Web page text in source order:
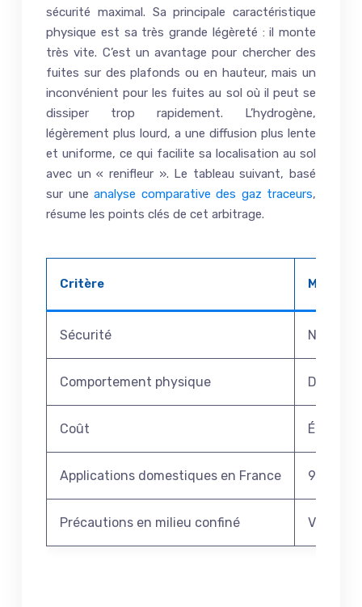
sécurité maximal. Sa principale caractéristique
physique est sa très grande légèreté : il monte
très vite. C’est un avantage pour chercher des
fuites sur des plafonds ou en hauteur, mais un
inconvénient pour les fuites au sol où il peut se
dissiper trop rapidement. L’hydrogène,
légèrement plus lourd, a une diffusion plus lente
et uniforme, ce qui facilite sa localisation au sol
avec un « renifleur ». Le tableau suivant, basé
sur une analyse comparative des gaz traceurs,
résume les points clés de cet arbitrage.
Critère
Sécurité Non
Comportement physique
Coût
Applications domestiques en France 99%
Précautions en milieu confiné